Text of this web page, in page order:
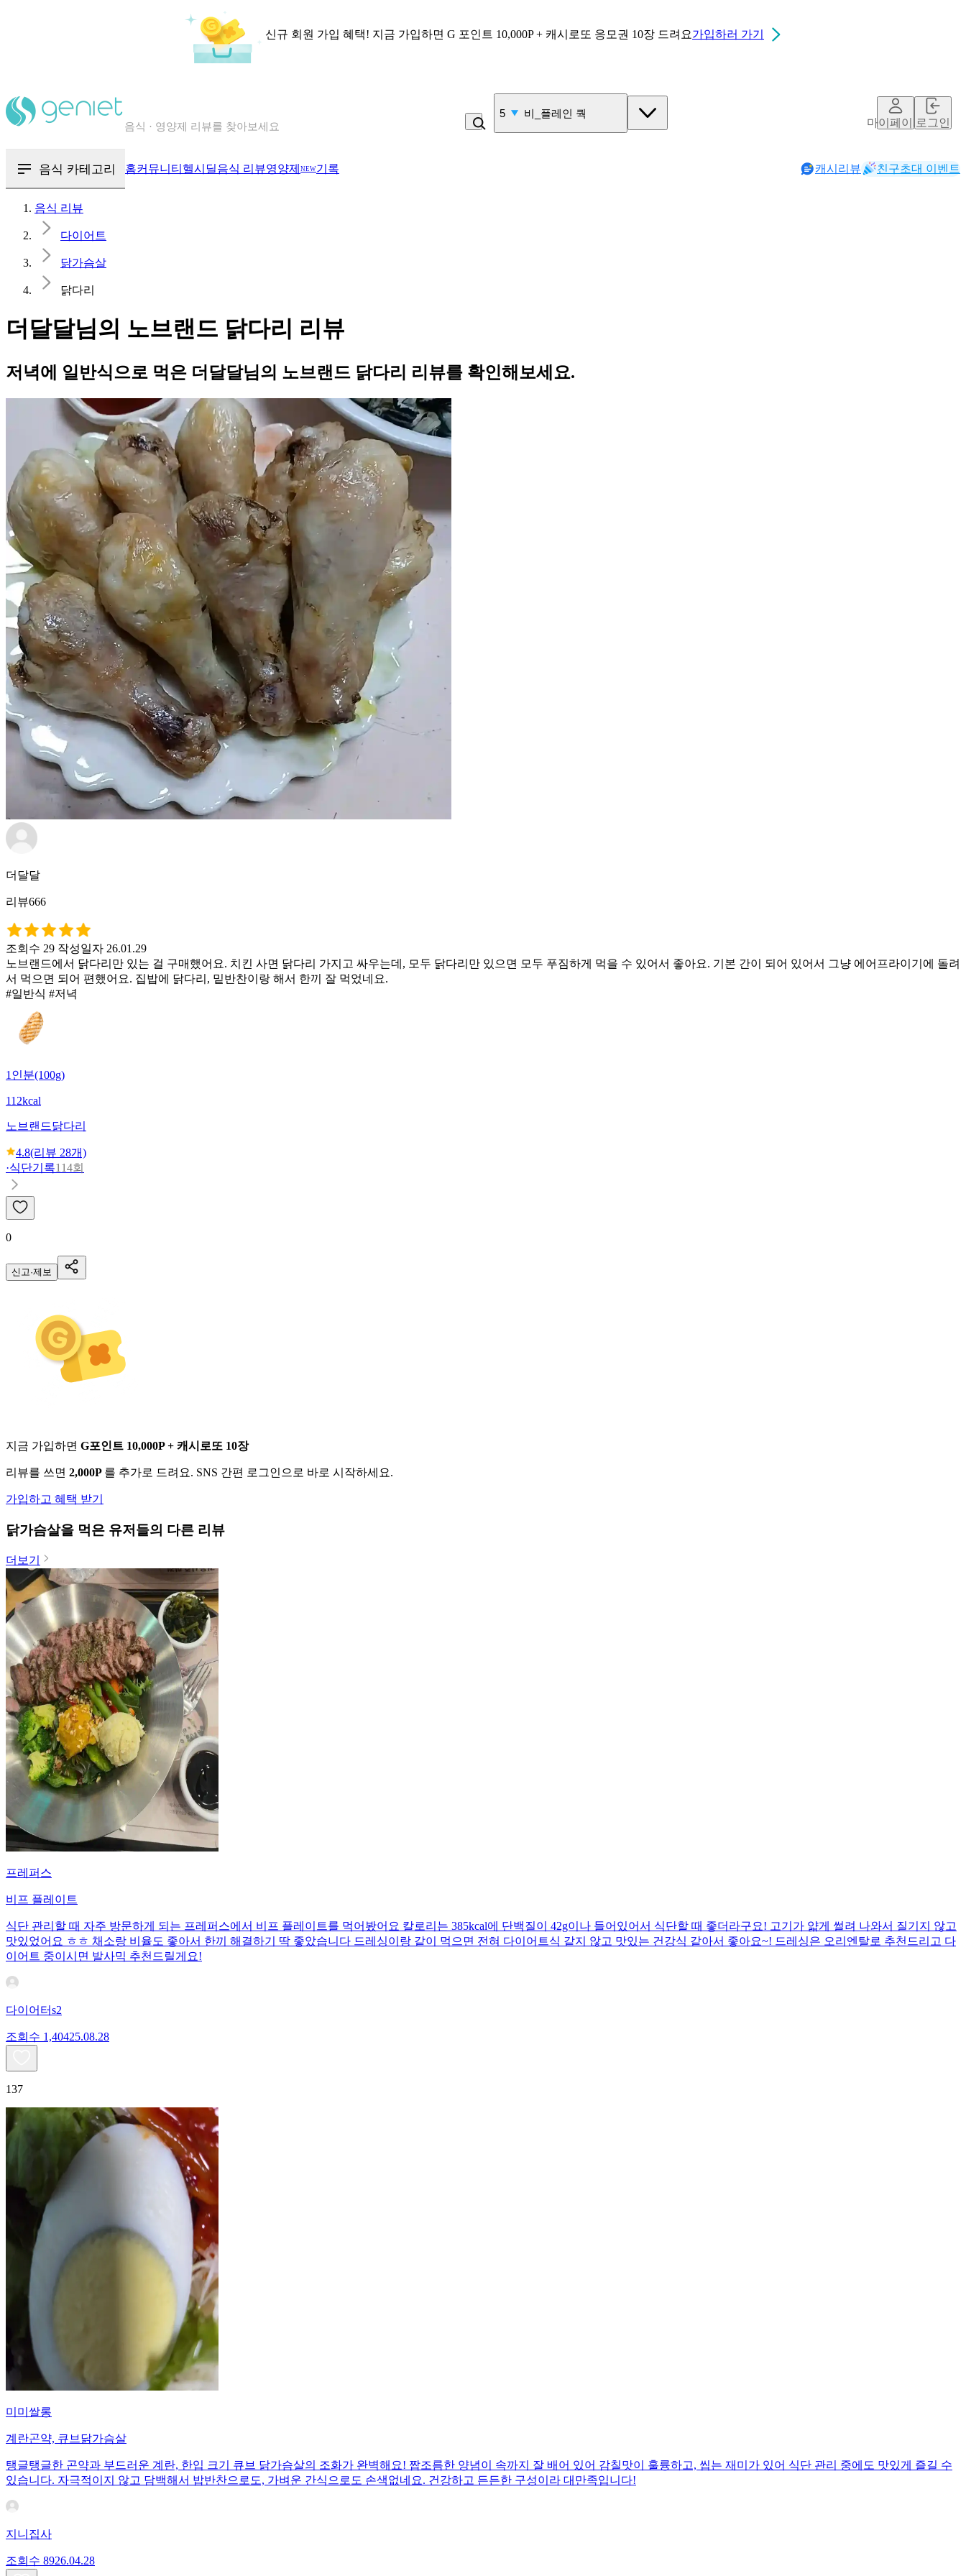
신규 회원 가입 혜택! 지금 가입하면 G 포인트 10,000P + 캐시로또 응모권 10장 드려요가입하러 가기
음식 · 영양제 리뷰를 찾아보세요
6 라면
마이페이지로그인
음식 카테고리 홈커뮤니티 헬시딜음식 리뷰영양제 NEW기록 캐시리뷰 친구초대 이벤트
음식 리뷰
다이어트
닭가슴살
닭다리
더달달님의 노브랜드 닭다리 리뷰
저녁에 일반식으로 먹은 더달달님의 노브랜드 닭다리 리뷰를 확인해보세요.
더달달
리뷰666
조회수 29 작성일자 26.01.29
노브랜드에서 닭다리만 있는 걸 구매했어요. 치킨 사면 닭다리 가지고 싸우는데, 모두 닭다리만 있으면 모두 푸짐하게 먹을 수 있어서 좋아요. 기본 간이 되어 있어서 그냥 에어프라이기에 돌려
서 먹으면 되어 편했어요. 집밥에 닭다리, 밑반찬이랑 해서 한끼 잘 먹었네요.
#일반식 #저녁
1인분(100g)
112kcal
노브랜드닭다리
4.8(리뷰 28개)
·식단기록114회
0
신고·제보
지금 가입하면 G포인트 10,000P + 캐시로또 10장
리뷰를 쓰면 2,000P 를 추가로 드려요. SNS 간편 로그인으로 바로 시작하세요.
가입하고 혜택 받기
닭가슴살을 먹은 유저들의 다른 리뷰
더보기
프레퍼스
비프 플레이트
식단 관리할 때 자주 방문하게 되는 프레퍼스에서 비프 플레이트를 먹어봤어요 칼로리는 385kcal에 단백질이 42g이나 들어있어서 식단할 때 좋더라구요! 고기가 얇게 썰려 나와서 질기지 않고
맛있었어요 ㅎㅎ 채소랑 비율도 좋아서 한끼 해결하기 딱 좋았습니다 드레싱이랑 같이 먹으면 전혀 다이어트식 같지 않고 맛있는 건강식 같아서 좋아요~! 드레싱은 오리엔탈로 추천드리고 다
이어트 중이시면 발사믹 추천드릴게요!
다이어터s2
조회수 1,40425.08.28
137
미미쌀롱
계란곤약, 큐브닭가슴살
탱글탱글한 곤약과 부드러운 계란, 한입 크기 큐브 닭가슴살의 조화가 완벽해요! 짭조름한 양념이 속까지 잘 배어 있어 감칠맛이 훌륭하고, 씹는 재미가 있어 식단 관리 중에도 맛있게 즐길 수
있습니다. 자극적이지 않고 담백해서 밥반찬으로도, 가벼운 간식으로도 손색없네요. 건강하고 든든한 구성이라 대만족입니다!
지니집사
조회수 8926.04.28